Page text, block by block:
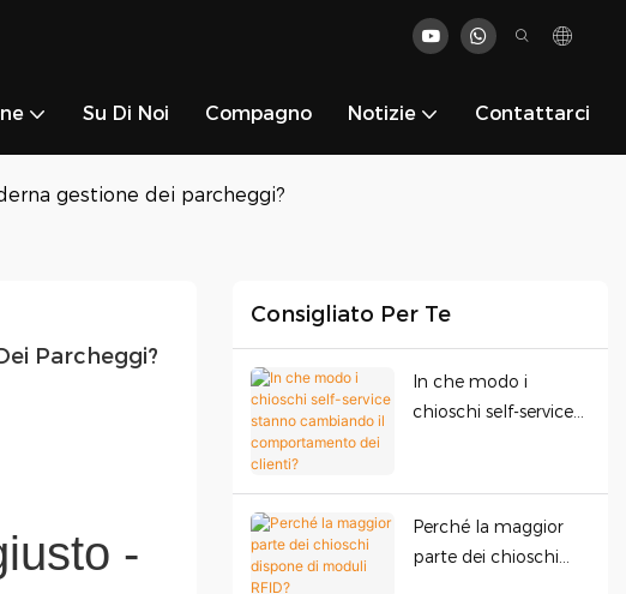
Su Di Noi Compagno Notizie Contattarci
gestione dei parcheggi?
Parcheggi?
-
Consigliato Per Te
In che modo i
chioschi self-service
Perché la maggior
parte dei chioschi